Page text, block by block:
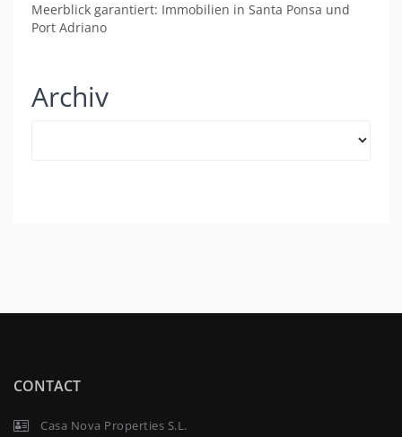
Meerblick garantiert: Immobilien in Santa Ponsa und
Port Adriano
Archiv
CONTACT
Casa Nova Properties S.L.